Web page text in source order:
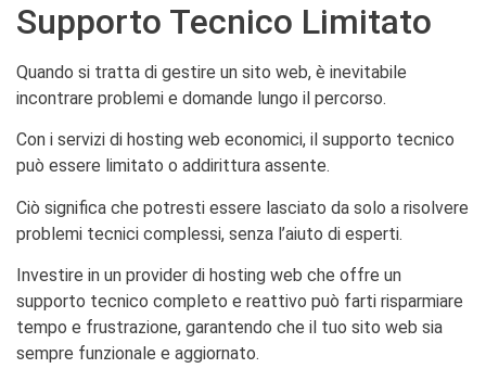
Supporto Tecnico Limitato
Quando si tratta di gestire un sito web, è inevitabile
incontrare problemi e domande lungo il percorso.
Con i servizi di hosting web economici, il supporto tecnico
può essere limitato o addirittura assente.
Ciò significa che potresti essere lasciato da solo a risolvere
problemi tecnici complessi, senza l’aiuto di esperti.
Investire in un provider di hosting web che offre un
supporto tecnico completo e reattivo può farti risparmiare
tempo e frustrazione, garantendo che il tuo sito web sia
sempre funzionale e aggiornato.